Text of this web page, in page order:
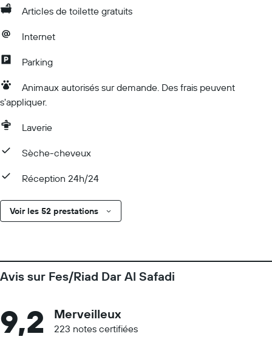
Articles de toilette gratuits
Internet
Parking
Animaux autorisés sur demande. Des frais peuvent
s'appliquer.
Laverie
Sèche-cheveux
Réception 24h/24
Voir les 52 prestations
Avis sur Fes/Riad Dar Al Safadi
9,2 Merveilleux
223 notes certifiées